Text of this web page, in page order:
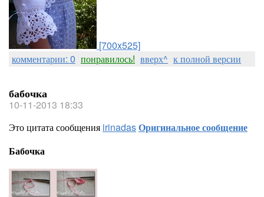
[700x525]
комментарии: 0 понравилось! вверх^ к полной версии
бабочка
10-11-2013 18:33
Это цитата сообщения irinadasОригинальное сообщение
Бабочка